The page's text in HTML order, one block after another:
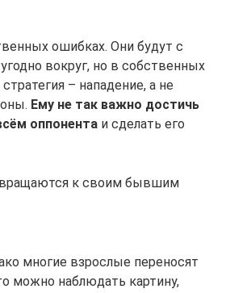
ошибках. Они будут с
вокруг, но в собственных
– нападение, а не
Ему не так важно достичь
оппонента и сделать его
к своим бывшим
многие взрослые переносят
можно наблюдать картину,